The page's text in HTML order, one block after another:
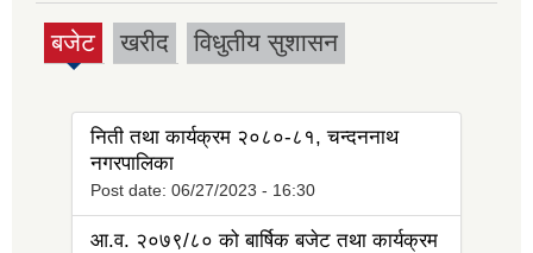
बजेट
(active
खरीद विधुतीय सुशासन
निती तथा कार्यक्रम २०८०-८१, चन्दननाथ
नगरपालिका
Post date: 06/27/2023 - 16:30
आ.व. २०७९/८० को बार्षिक बजेट तथा कार्यक्रम